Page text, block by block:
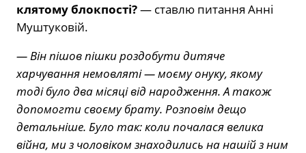
клятому блокпості?— ставлю питання Анні
Муштуковій.
— Він пішов пішки роздобути дитяче
харчування немовляті — моєму онуку, якому
тоді було два місяці від народження. А також
допомогти своєму брату. Розповім дещо
детальніше. Було так: коли почалася велика
війна, ми з чоловіком знаходились на нашій з ним